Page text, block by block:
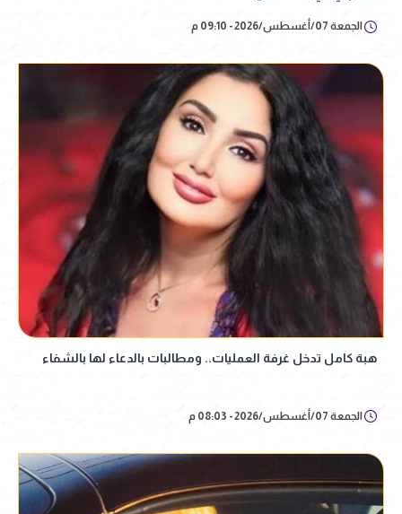
الجمعة 07/أغسطس/2026 - 09:10 م
هبة كامل تدخل غرفة العمليات.. ومطالبات بالدعاء لها بالشفاء
الجمعة 07/أغسطس/2026 - 08:03 م